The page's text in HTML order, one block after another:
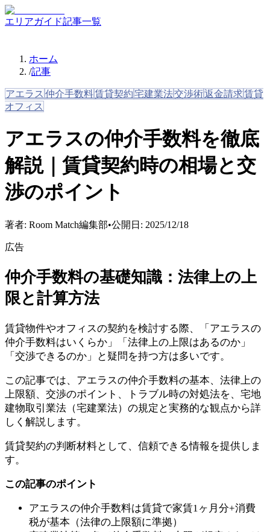
エリアガイド記事一覧
ホーム
/記事
アエラス 仲介手数料賃貸契約宅建業法交渉術返金請求賃貸
オフィス
アエラスの仲介手数料を徹底
解説｜賃貸契約時の相場と交
渉のポイント
著者: Room Match編集部•公開日: 2025/12/18
広告
仲介手数料の基礎知識：法律上の上
限と計算方法
賃貸物件やオフィスの契約を検討する際、「アエラスの
仲介手数料はいくらか」「法律上の上限はあるのか」
「交渉できるのか」と疑問を持つ方は多いです。
この記事では、アエラスの仲介手数料の基本、法律上の
上限額、交渉のポイント、トラブル時の対処法を、宅地
建物取引業法（宅建業法）の規定と実務的な観点から詳
しく解説します。
賃貸契約の判断材料として、信頼できる情報を提供しま
す。
この記事のポイント
アエラスの仲介手数料は賃貸で家賃1ヶ月分+消費
税が基本（法律の上限額に準拠）